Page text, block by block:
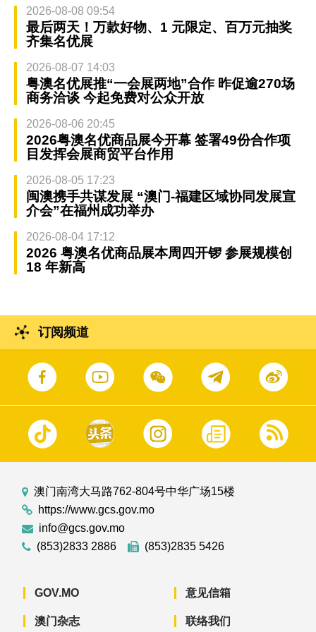
2026-08-08 09:54
最后两天！万款好物、1 元限定、百万元抽奖
齐集名优展
2026-08-07 14:03
粤澳名优展推“一会展两地”合作 昨促逾270场
商务洽谈 今起免费对公众开放
2026-08-06 20:45
2026粤澳名优商品展今开幕 签署49份合作项
目发挥会展商贸平台作用
2026-08-05 17:23
闽澳携手共谋发展 “澳门-福建区域协同发展宣
介会”在福州成功举办
2026-08-04 17:12
2026 粤澳名优商品展本周四开锣 参展规模创
18 年新高
订阅频道
澳门南湾大马路762-804号中华广场15楼
https://www.gcs.gov.mo
info@gcs.gov.mo
(853)2833 2886
(853)2835 5426
GOV.MO
澳门杂志
意见信箱
联络我们